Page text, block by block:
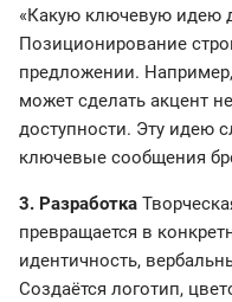
«Какую ключевую идею
Позиционирование
предложении.
может сделать акцент
доступности. Эту идею
ключевые сообщения
3. Разработка
превращается в
идентичность,
Создаётся логотип,